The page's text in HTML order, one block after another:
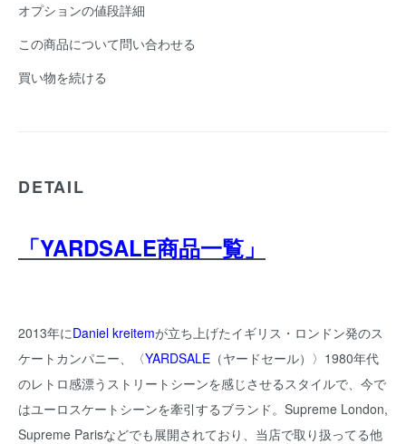
オプションの値段詳細
この商品について問い合わせる
買い物を続ける
DETAIL
「YARDSALE商品一覧」
2013年にDaniel kreitemが立ち上げたイギリス・ロンドン発のス
ケートカンパニー、〈YARDSALE （ヤードセール）〉1980年代
のレトロ感漂うストリートシーンを感じさせるスタイルで、今で
はユーロスケートシーンを牽引するブランド。Supreme London,
Supreme Parisなどでも展開されており、当店で取り扱ってる他